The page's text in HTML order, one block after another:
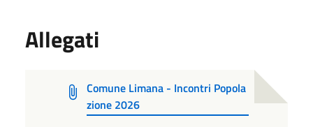
Allegati
Comune Limana - Incontri Popola
zione 2026